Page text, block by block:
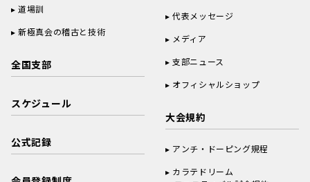
道場訓
新極真会の稽古と技術
全国支部
スケジュール
公式記録
代表メッセージ
メディア
支部ニュース
オフィシャルショップ
大会規約
アンチ・ドーピング規程
カラテドリーム